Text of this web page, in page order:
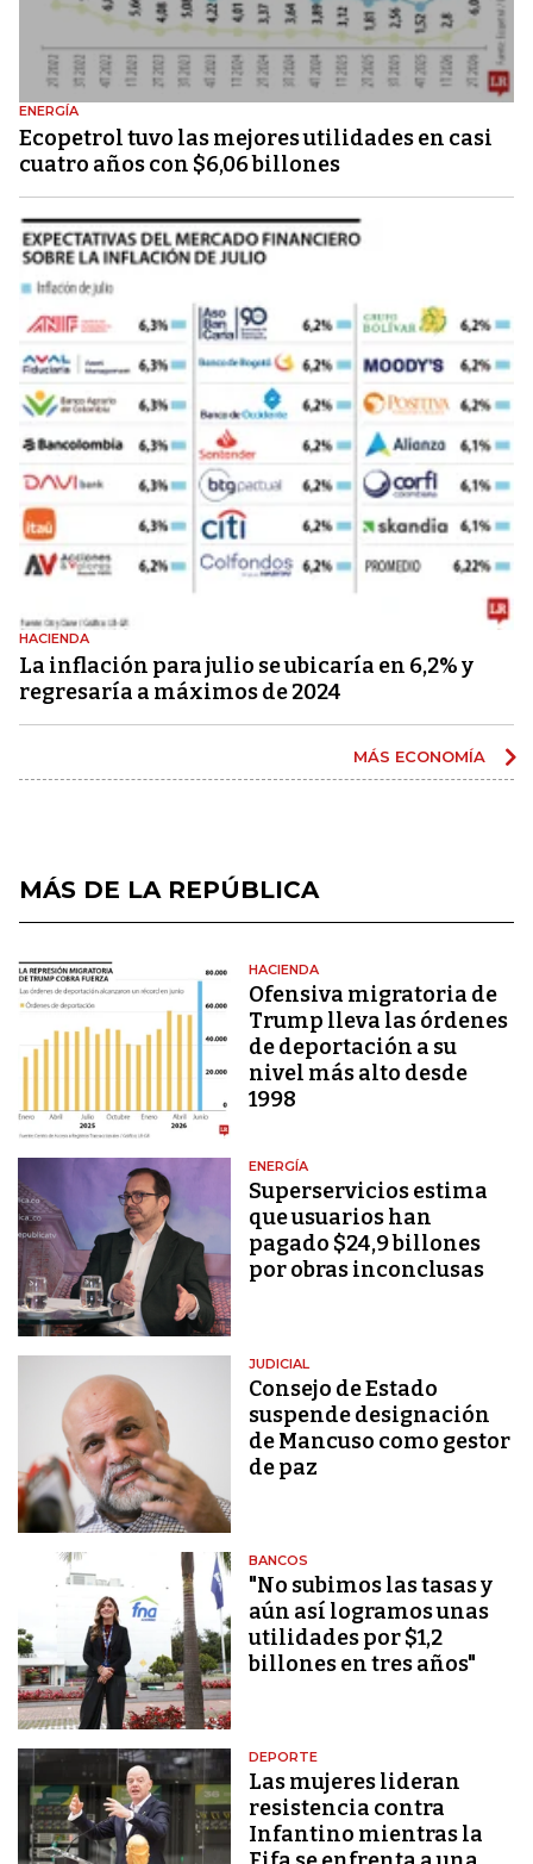
ENERGÍA
Ecopetrol tuvo las mejores utilidades en casi
cuatro años con $6,06 billones
HACIENDA
La inflación para julio se ubicaría en 6,2% y
regresaría a máximos de 2024
MÁS ECONOMÍA
MÁS DE LA REPÚBLICA
HACIENDA
Ofensiva migratoria de
Trump lleva las órdenes
de deportación a su
nivel más alto desde
1998
ENERGÍA
Superservicios estima
que usuarios han
pagado $24,9 billones
por obras inconclusas
JUDICIAL
Consejo de Estado
suspende designación
de Mancuso como gestor
de paz
BANCOS
"No subimos las tasas y
aún así logramos unas
utilidades por $1,2
billones en tres años"
DEPORTE
Las mujeres lideran
resistencia contra
Infantino mientras la